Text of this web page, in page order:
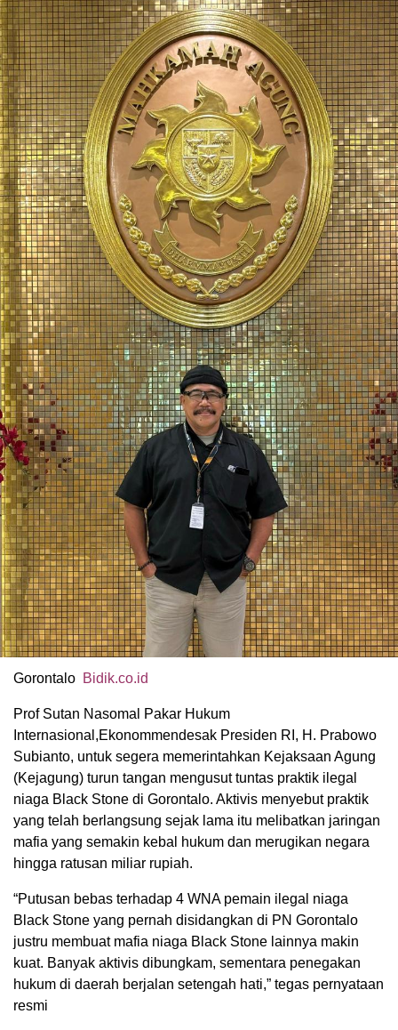
Gorontalo Bidik.co.id
Prof Sutan Nasomal Pakar Hukum
Internasional,Ekonommendesak Presiden RI, H. Prabowo
Subianto, untuk segera memerintahkan Kejaksaan Agung
(Kejagung) turun tangan mengusut tuntas praktik ilegal
niaga Black Stone di Gorontalo. Aktivis menyebut praktik
yang telah berlangsung sejak lama itu melibatkan jaringan
mafia yang semakin kebal hukum dan merugikan negara
hingga ratusan miliar rupiah.
“Putusan bebas terhadap 4 WNA pemain ilegal niaga
Black Stone yang pernah disidangkan di PN Gorontalo
justru membuat mafia niaga Black Stone lainnya makin
kuat. Banyak aktivis dibungkam, sementara penegakan
hukum di daerah berjalan setengah hati,” tegas pernyataan
resmi